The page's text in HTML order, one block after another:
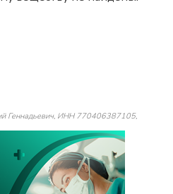
Геннадьевич, ИНН 770406387105,